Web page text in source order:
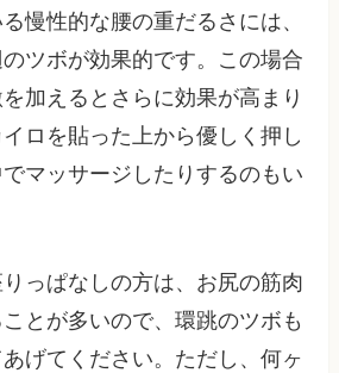
慢性的な腰の重だるさには、
ツボが効果的です。この場合
加えるとさらに効果が高まり
ロを貼った上から優しく押し
マッサージしたりするのもい
っぱなしの方は、お尻の筋肉
とが多いので、環跳のツボも
げてください。ただし、何ヶ